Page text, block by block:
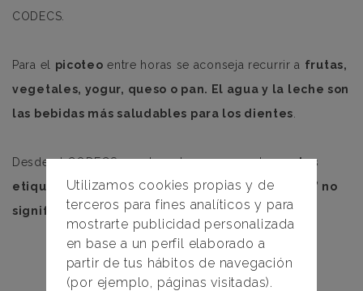
CODECS.
Para el picoteo entre horas se aconseja recurrir a frutas,
vegetales, yogur, queso o pan. El agua y la leche son
las bebidas más saludables para los dientes.
Desde el CODECS apuntan a tener en cuenta quelas
etiquetas ‘bajo en azúcar’ o ‘sin azúcar añadido’ no
significan que los productos no lleven azúcar
Utilizamos cookies propias y de
terceros para fines analíticos y para
mostrarte publicidad personalizada
en base a un perfil elaborado a
partir de tus hábitos de navegación
(por ejemplo, páginas visitadas).